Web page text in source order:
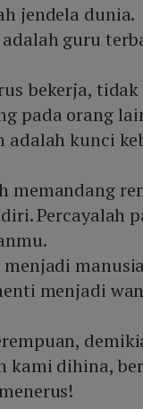
jendela dunia.
adalah guru
bekerja, tidak
pada orang
adalah kunci
memandang
Percayalah
menjadi
kami dihina,